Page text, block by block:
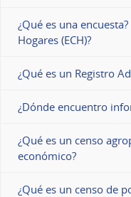
¿Qué es una
Hogares (ECH)?
¿Qué es un Registro
¿Dónde encuentro
¿Qué es un censo
económico?
¿Qué es un censo de